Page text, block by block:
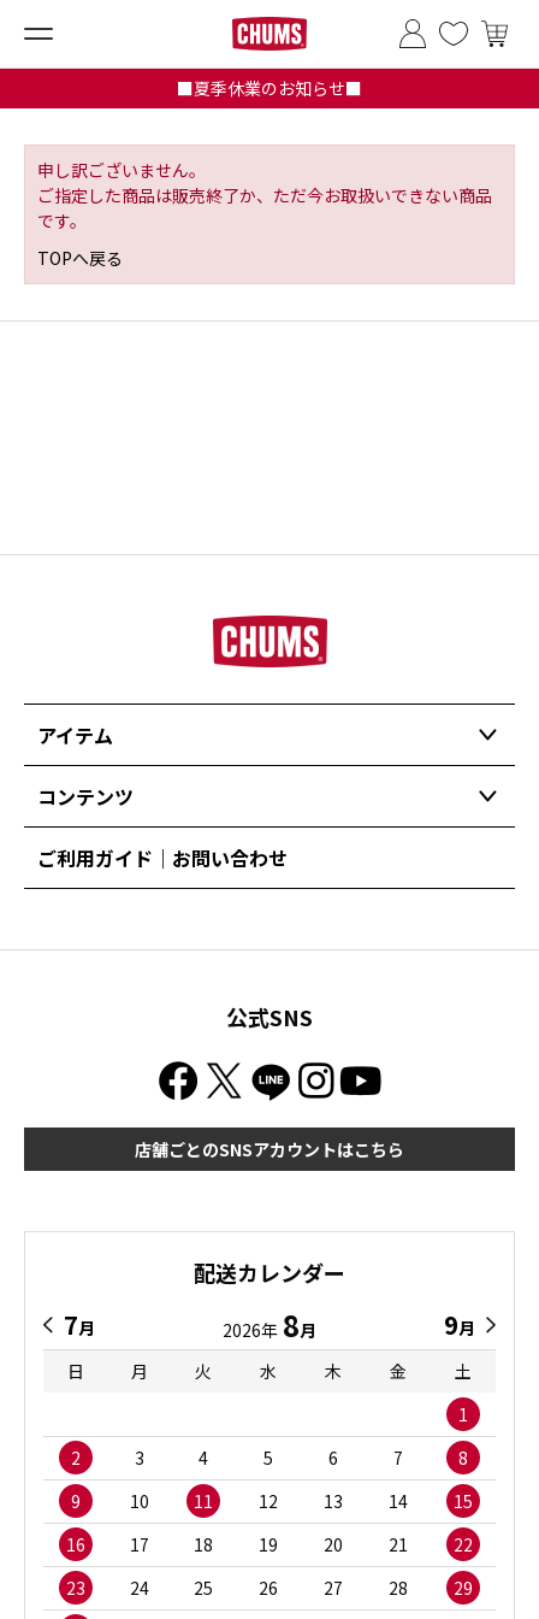
■夏季休業のお知らせ■
申し訳ございません。
ご指定した商品は販売終了か、ただ今お取扱いできない商品
です。
TOPへ戻る
アイテム
コンテンツ
ご利用ガイド｜お問い合わせ
公式SNS
店舗ごとのSNSアカウントはこちら
配送カレンダー
7月 2026年 8月 9月
日
月 火 水 木 金
土
1
2
3 4 5 6 7
8
9
10 11 12 13 14
15
16
17 18 19 20 21
22
23
24 25 26 27 28 29